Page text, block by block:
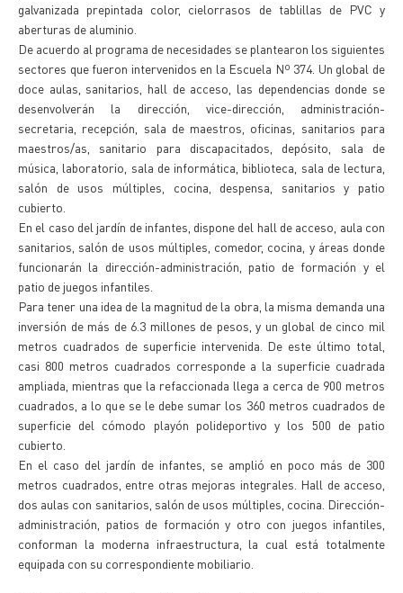
galvanizada prepintada color, cielorrasos de tablillas de PVC y
aberturas de aluminio.
De acuerdo al programa de necesidades se plantearon los siguientes
sectores que fueron intervenidos en la Escuela Nº 374. Un global de
doce aulas, sanitarios, hall de acceso, las dependencias donde se
desenvolverán la dirección, vice-dirección, administración-
secretaria, recepción, sala de maestros, oficinas, sanitarios para
maestros/as, sanitario para discapacitados, depósito, sala de
música, laboratorio, sala de informática, biblioteca, sala de lectura,
salón de usos múltiples, cocina, despensa, sanitarios y patio
cubierto.
En el caso del jardín de infantes, dispone del hall de acceso, aula con
sanitarios, salón de usos múltiples, comedor, cocina, y áreas donde
funcionarán la dirección-administración, patio de formación y el
patio de juegos infantiles.
Para tener una idea de la magnitud de la obra, la misma demanda una
inversión de más de 6.3 millones de pesos, y un global de cinco mil
metros cuadrados de superficie intervenida. De este último total,
casi 800 metros cuadrados corresponde a la superficie cuadrada
ampliada, mientras que la refaccionada llega a cerca de 900 metros
cuadrados, a lo que se le debe sumar los 360 metros cuadrados de
superficie del cómodo playón polideportivo y los 500 de patio
cubierto.
En el caso del jardín de infantes, se amplió en poco más de 300
metros cuadrados, entre otras mejoras integrales. Hall de acceso,
dos aulas con sanitarios, salón de usos múltiples, cocina. Dirección-
administración, patios de formación y otro con juegos infantiles,
conforman la moderna infraestructura, la cual está totalmente
equipada con su correspondiente mobiliario.